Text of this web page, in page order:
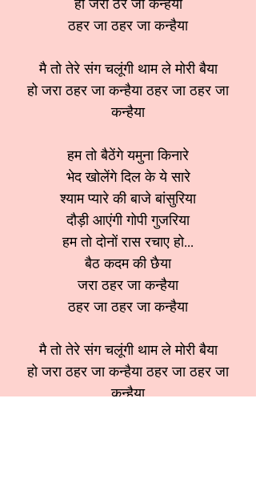
हो जरा ठेर जा कन्हैया
ठहर जा ठहर जा कन्हैया
मै तो तेरे संग चलूंगी थाम ले मोरी बैया
हो जरा ठहर जा कन्हैया ठहर जा ठहर जा
कन्हैया
हम तो बैठेंगे यमुना किनारे
भेद खोलेंगे दिल के ये सारे
श्याम प्यारे की बाजे बांसुरिया
दौड़ी आएंगी गोपी गुजरिया
हम तो दोनों रास रचाए हो...
बैठ कदम की छैया
जरा ठहर जा कन्हैया
ठहर जा ठहर जा कन्हैया
मै तो तेरे संग चलूंगी थाम ले मोरी बैया
हो जरा ठहर जा कन्हैया ठहर जा ठहर जा
कन्हैया